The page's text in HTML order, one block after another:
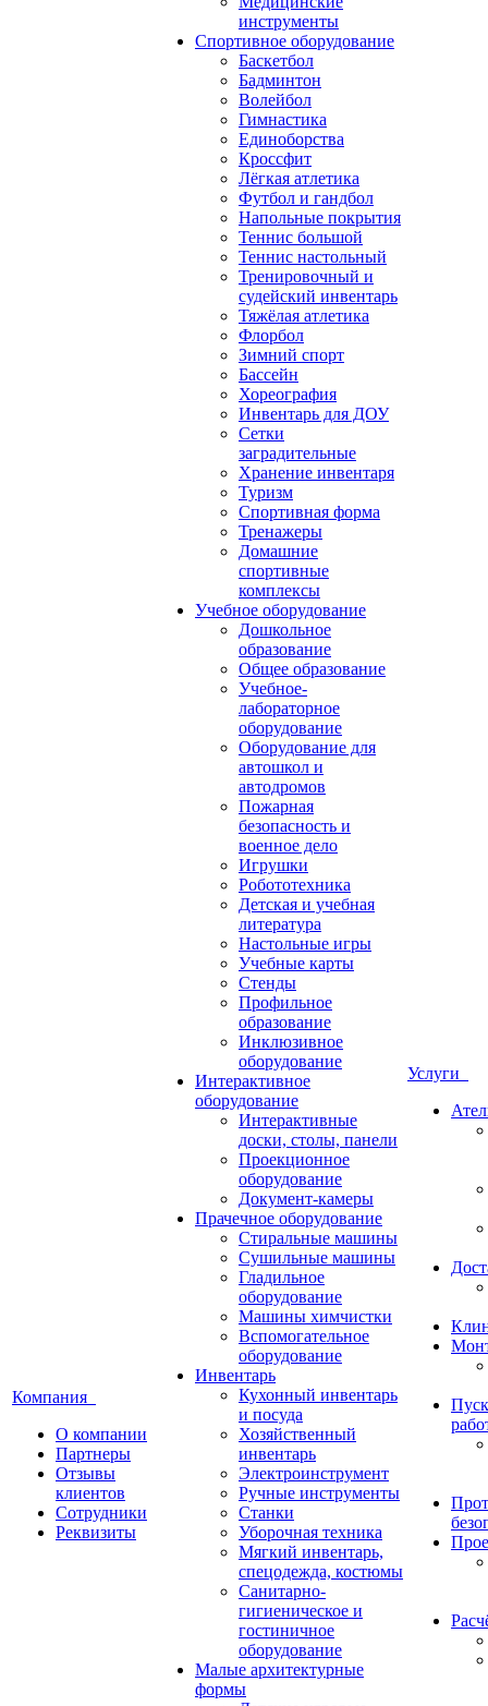
Компания
О компании
Партнеры
Отзывы
клиентов
Сотрудники
Реквизиты
инструменты
Спортивное оборудование
Баскетбол
Бадминтон
Волейбол
Гимнастика
Единоборства
Кроссфит
Лёгкая атлетика
Футбол и гандбол
Напольные покрытия
Теннис большой
Теннис настольный
Тренировочный и
судейский инвентарь
Тяжёлая атлетика
Флорбол
Зимний спорт
Бассейн
Хореография
Инвентарь для ДОУ
Сетки
заградительные
Хранение инвентаря
Туризм
Спортивная форма
Тренажеры
Домашние
спортивные
комплексы
Учебное оборудование
Дошкольное
образование
Общее образование
Учебное-
лабораторное
оборудование
Оборудование для
автошкол и
автодромов
Пожарная
безопасность и
военное дело
Игрушки
Робототехника
Детская и учебная
литература
Настольные игры
Учебные карты
Стенды
Профильное
образование
Инклюзивное
оборудование
Интерактивное
оборудование
Интерактивные
доски, столы, панели
Проекционное
оборудование
Документ-камеры
Прачечное оборудование
Стиральные машины
Сушильные машины
Гладильное
оборудование
Машины химчистки
Вспомогательное
оборудование
Инвентарь
Кухонный инвентарь
и посуда
Хозяйственный
инвентарь
Электроинструмент
Ручные инструменты
Станки
Уборочная техника
Мягкий инвентарь,
спецодежда, костюмы
Санитарно-
гигиеническое и
гостиничное
оборудование
Малые архитектурные
формы
Услуги